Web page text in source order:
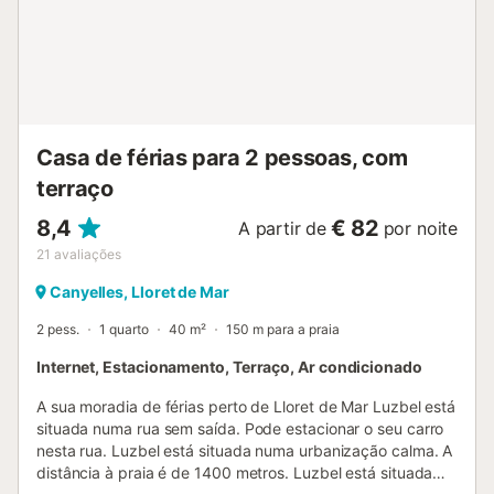
Casa de férias para 2 pessoas, com
terraço
8,4
21 avaliações
A partir de € 82 por noite
Canyelles, Lloret de Mar
2 pess. 1 quarto 40 m² 150 m para a praia
Internet, Estacionamento, Terraço, Ar condicionado
A sua moradia de férias perto de Lloret de Mar Luzbel está
situada numa rua sem saída. Pode estacionar o seu carro
nesta rua. Luzbel está situada numa urbanização calma. A
distância à praia é de 1400 metros. Luzbel está situada